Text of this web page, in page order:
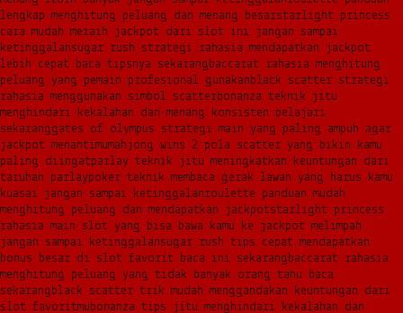
lengkap menghitung peluang dan menang besarstarlight princess
cara mudah meraih jackpot dari slot ini jangan sampai
ketinggalansugar rush strategi rahasia mendapatkan jackpot
lebih cepat baca tipsnya sekarangbaccarat rahasia menghitung
peluang yang pemain profesional gunakanblack scatter strategi
rahasia menggunakan simbol scatterbonanza teknik jitu
menghindari kekalahan dan menang konsisten pelajari
sekaranggates of olympus strategi main yang paling ampuh agar
jackpot menantimumahjong wins 2 pola scatter yang bikin kamu
paling diingatparlay teknik jitu meningkatkan keuntungan dari
taruhan parlaypoker teknik membaca gerak lawan yang harus kamu
kuasai jangan sampai ketinggalanroulette panduan mudah
menghitung peluang dan mendapatkan jackpotstarlight princess
rahasia main slot yang bisa bawa kamu ke jackpot melimpah
jangan sampai ketinggalansugar rush tips cepat mendapatkan
bonus besar di slot favorit baca ini sekarangbaccarat rahasia
menghitung peluang yang tidak banyak orang tahu baca
sekarangblack scatter trik mudah menggandakan keuntungan dari
slot favoritmubonanza tips jitu menghindari kekalahan dan